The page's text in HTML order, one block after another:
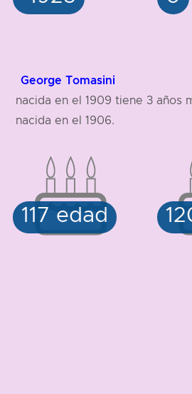
George Tomasini
nacida en el 1909 tiene 3 años
nacida en el 1906.